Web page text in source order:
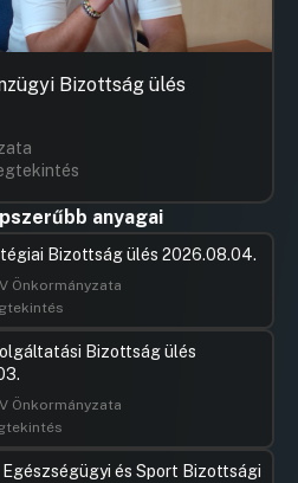
intézmények
ELEJÉRE
a napirendi pontra
ELEJÉRE
a napirendi pontra
a napirendi pontra
ELEJÉRE
Bizottság ülés
anyagai
Bizottság ülés 2026.08.04.
Önkormányzata
Bizottság ülés
Önkormányzata
és Sport Bizottsági